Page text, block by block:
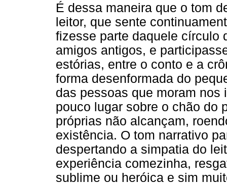
É dessa maneira que o tom
leitor, que sente
fizesse parte daquele círculo
amigos antigos, e
estórias, entre o conto e a
forma desenformada do
das pessoas que moram
pouco lugar sobre o chão do
próprias não alcançam,
existência. O tom narrativo
despertando a simpatia do
experiência comezinha,
sublime ou heróica e sim